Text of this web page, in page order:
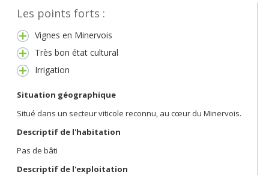
Les points forts :
Vignes en Minervois
Très bon état cultural
Irrigation
Situation géographique
Situé dans un secteur viticole reconnu, au cœur du Minervois.
Descriptif de l'habitation
Pas de bâti
Descriptif de l'exploitation